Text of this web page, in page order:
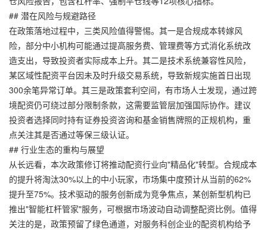
## 潜在风险与规避路径
在政策落地过程中，三类风险值得警惕。其一是合规成本转嫁风
险，部分中小机构可能通过提高服务费、管理费等方式消化系统改
造支出，导致投资者实际成本上升。其二是技术系统兼容性风险，
某区域性配资平台因未及时升级交易系统，导致新规实施首日出现
300余笔异常订单。其三是政策套利空间，有市场人士发现，通过跨
境配资仍可绕过部分限制条款，这需要监管层加强国际协作。建议
投资者选择同时持有证券投资咨询和基金销售牌照的正规机构，重
点关注其是否通过等保三级认证。
## 行业生态的重构与展望
从长远看，本次政策修订将推动配资行业向"精品化"转型。合规成本
的提升将淘汰30%以上的中小玩家，市场集中度预计从当前的62%
提升至75%。技术驱动的服务创新成为竞争焦点，某创新型机构已
推出"智能杠杆管家"服务，可根据市场波动自动调整配资比例。值得
关注的是，政策预留了绿色通道，对服务科创企业的配资机构给予